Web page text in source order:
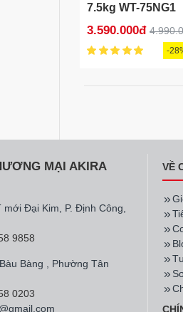
7.5kg WT-75NG1
3.590.000đ
-
MẠI AKIRA
Đại Kim, P. Định Công,
9858
Bàng , Phường Tân
0203
VỀ